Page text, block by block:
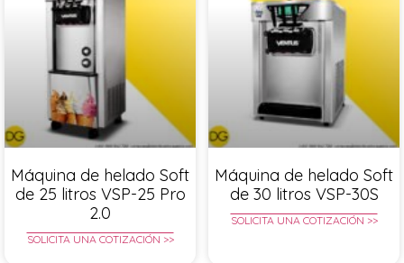
Máquina de helado Soft
de 25 litros VSP-25 Pro
2.0
SOLICITA UNA COTIZACIÓN >>
Máquina de helado Soft
de 30 litros VSP-30S
SOLICITA UNA COTIZACIÓN >>